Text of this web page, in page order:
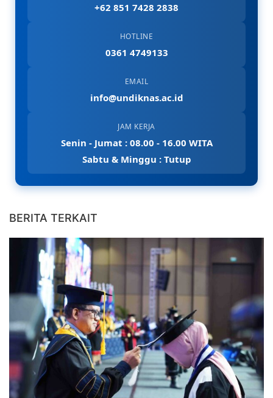
+62 851 7428 2838
HOTLINE
0361 4749133
EMAIL
info@undiknas.ac.id
JAM KERJA
Senin - Jumat : 08.00 - 16.00 WITA
Sabtu & Minggu : Tutup
BERITA TERKAIT